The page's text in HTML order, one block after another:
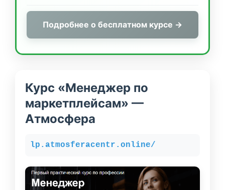
Подробнее о бесплатном курсе →
Курс «Менеджер по
маркетплейсам» —
Атмосфера
lp.atmosferacentr.online/